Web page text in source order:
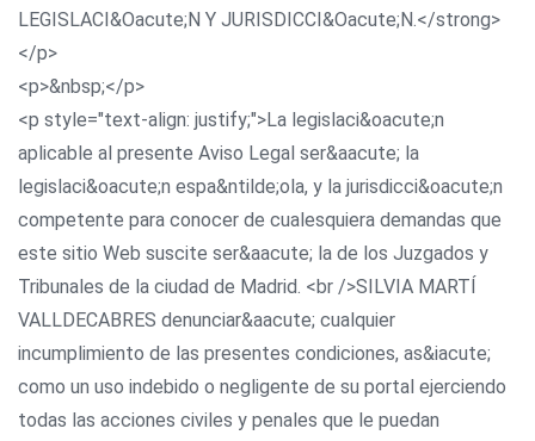
LEGISLACI&Oacute;N Y JURISDICCI&Oacute;N.</strong>
</p>
<p>&nbsp;</p>
<p style="text-align: justify;">La legislaci&oacute;n
aplicable al presente Aviso Legal ser&aacute; la
legislaci&oacute;n espa&ntilde;ola, y la jurisdicci&oacute;n
competente para conocer de cualesquiera demandas que
este sitio Web suscite ser&aacute; la de los Juzgados y
Tribunales de la ciudad de Madrid. <br />SILVIA MARTÍ
VALLDECABRES denunciar&aacute; cualquier
incumplimiento de las presentes condiciones, as&iacute;
como un uso indebido o negligente de su portal ejerciendo
todas las acciones civiles y penales que le puedan